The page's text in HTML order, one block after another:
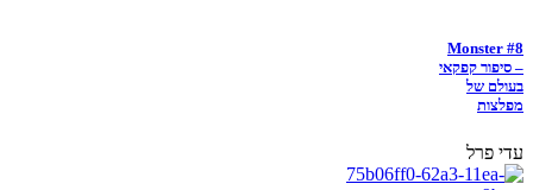
Monster #8
– סיפור קפקאי
בעולם של
מפלצות
עדי פרל